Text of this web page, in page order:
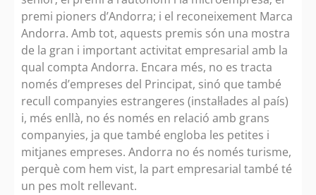
premi pioners d’Andorra; i el reconeixement Marca
Andorra. Amb tot, aquests premis són una mostra
de la gran i important activitat empresarial amb la
qual compta Andorra. Encara més, no es tracta
només d’empreses del Principat, sinó que també
recull companyies estrangeres (instal·lades al país)
i, més enllà, no és només en relació amb grans
companyies, ja que també engloba les petites i
mitjanes empreses. Andorra no és només turisme,
perquè com hem vist, la part empresarial també té
un pes molt rellevant.